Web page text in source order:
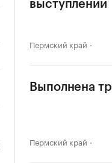
выступлений
Пермский край
Выполнена
Пермский край